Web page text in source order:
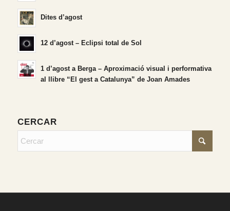
Dites d’agost
12 d’agost – Eclipsi total de Sol
1 d’agost a Berga – Aproximació visual i performativa
al llibre “El gest a Catalunya” de Joan Amades
CERCAR